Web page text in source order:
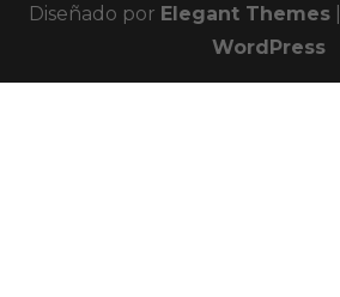
Diseñado por Elegant Themes
WordPress